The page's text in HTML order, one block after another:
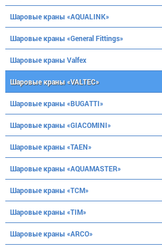
Шаровые краны «AQUALINK»
Шаровые краны «General Fittings»
Шаровые краны Valfex
Шаровые краны «VALTEC»
Шаровые краны «BUGATTI»
Шаровые краны «GIACOMINI»
Шаровые краны «TAEN»
Шаровые краны «AQUAMASTER»
Шаровые краны «ТСМ»
Шаровые краны «TIM»
Шаровые краны «ARCO»